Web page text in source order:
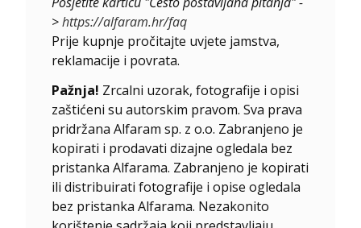
>https://alfaram.hr/faq
Prije kupnje pročitajte uvjete jamstva,
reklamacije i povrata.
Pažnja! Zrcalni uzorak, fotografije i opisi
zaštićeni su autorskim pravom. Sva prava
pridržana Alfaram sp. z o.o. Zabranjeno je
kopirati i prodavati dizajne ogledala bez
pristanka Alfarama. Zabranjeno je kopirati
ili distribuirati fotografije i opise ogledala
bez pristanka Alfarama. Nezakonito